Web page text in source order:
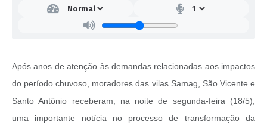
Após anos de atenção às demandas relacionadas aos impactos
do período chuvoso, moradores das vilas Samag, São Vicente e
Santo Antônio receberam, na noite de segunda-feira (18/5),
uma importante notícia no processo de transformação da